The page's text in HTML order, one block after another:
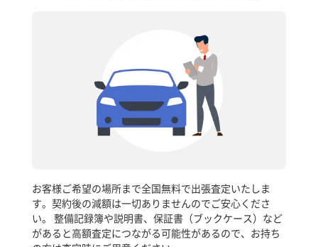
お客様ご希望の場所まで全国無料で出張査定いたしま
す。契約後の減額は一切ありませんのでご安心くださ
い。 整備記録簿や説明書、保証書（ブックケース）など
があると高額査定につながる可能性があるので、お持ち